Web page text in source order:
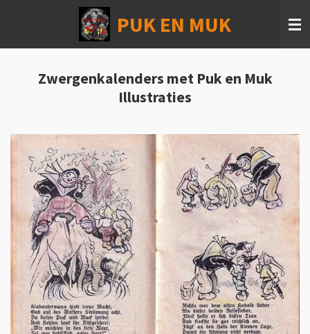
hoofdinhoud
PUK EN MUK
Zwergenkalenders met Puk en Muk
Illustraties